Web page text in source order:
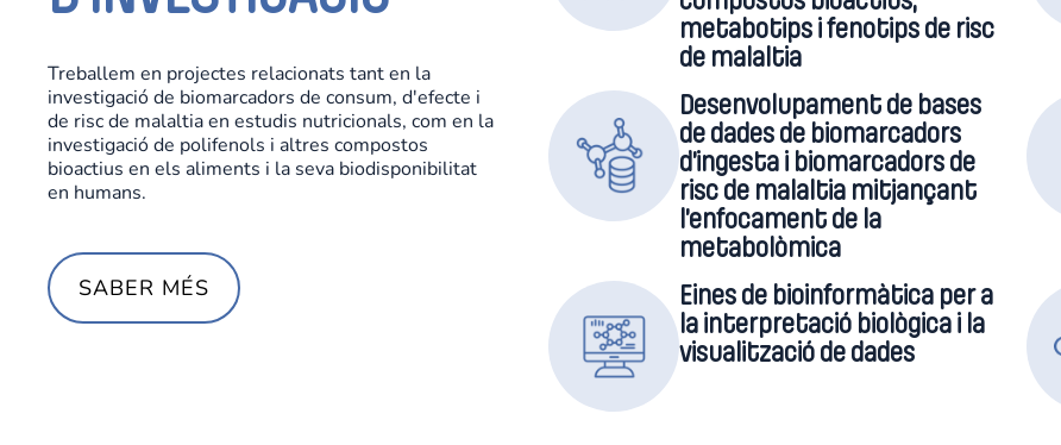
Treballem en projectes relacionats tant en la
investigació de biomarcadors de consum, d'efecte i
de risc de malaltia en estudis nutricionals, com en la
investigació de polifenols i altres compostos
bioactius en els aliments i la seva biodisponibilitat
en humans.
SABER MÉS
metabotips i fenotips de risc
de malaltia
Desenvolupament de bases
de dades de biomarcadors
d’ingesta i biomarcadors de
risc de malaltia mitjançant
l’enfocament de la
metabolòmica
Eines de bioinformàtica per a
la interpretació biològica i la
visualització de dades